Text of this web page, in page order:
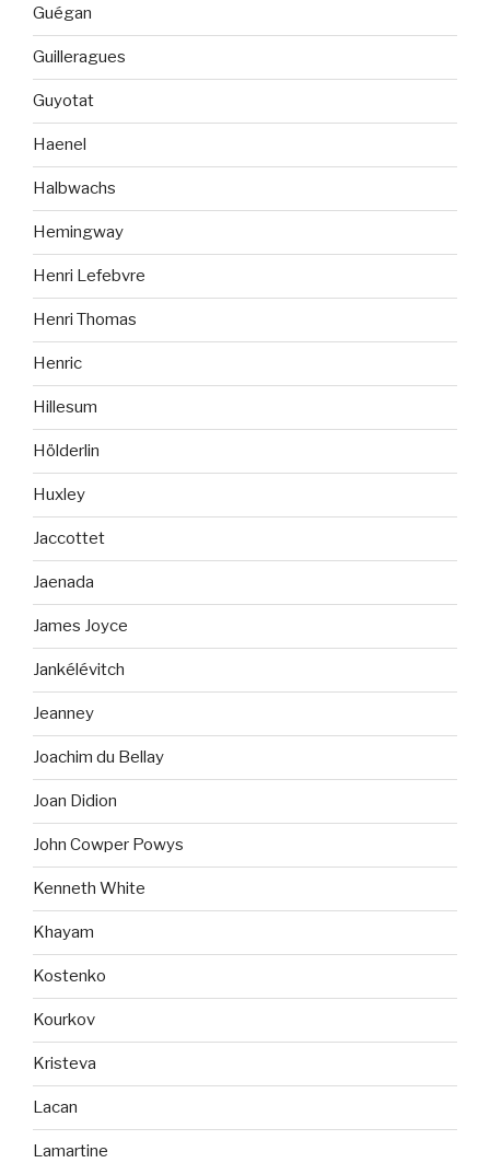
Guégan
Guilleragues
Guyotat
Haenel
Halbwachs
Hemingway
Henri Lefebvre
Henri Thomas
Henric
Hillesum
Hölderlin
Huxley
Jaccottet
Jaenada
James Joyce
Jankélévitch
Jeanney
Joachim du Bellay
Joan Didion
John Cowper Powys
Kenneth White
Khayam
Kostenko
Kourkov
Kristeva
Lacan
Lamartine